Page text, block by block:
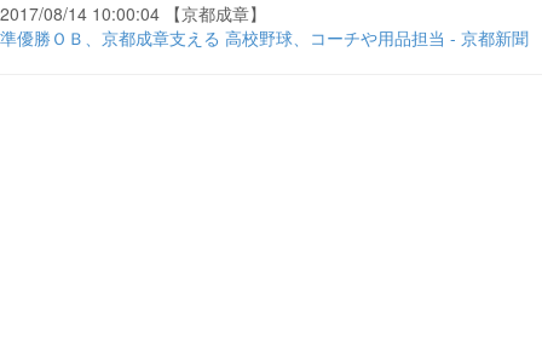
2017/08/14 10:00:04 【京都成章】
準優勝ＯＢ、京都成章支える 高校野球、コーチや用品担当 - 京都新聞